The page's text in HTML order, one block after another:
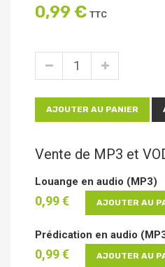
0,99 € TTC
AJOUTER AU PANIER
Vente de MP3 et
Louange en audio (MP3)
0,99 € AJOUTER AU
Prédication en audio
0,99 € AJOUTER AU